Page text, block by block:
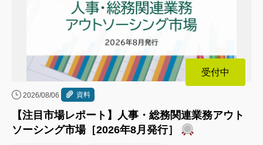
受付中
2026/08/06 資料
【注目市場レポート】人事・総務関連業務アウト
ソーシング市場［2026年8月発行］